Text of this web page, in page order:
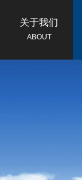
关于我们
ABOUT